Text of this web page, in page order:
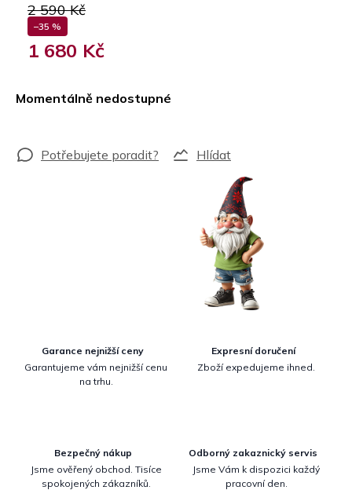
2 590 Kč
–35 %
1 680 Kč
Momentálně nedostupné
Hlídat
Garance nejnižší ceny
Garantujeme vám nejnižší cenu
na trhu.
Expresní doručení
Zboží expedujeme ihned.
Bezpečný nákup
Jsme ověřený obchod. Tisíce
spokojených zákazníků.
Odborný zakaznický servis
Jsme Vám k dispozici každý
pracovní den.